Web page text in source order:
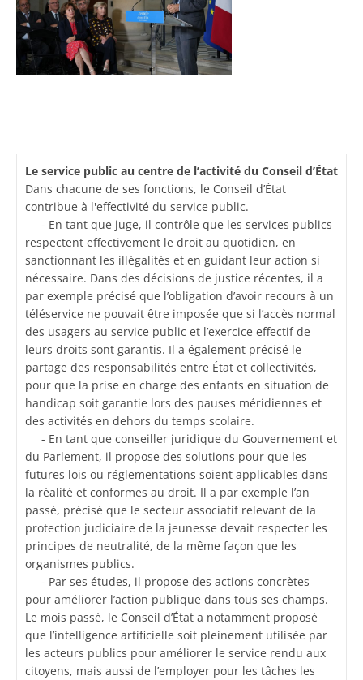
Le service public au centre de l’activité du Conseil d’État
Dans chacune de ses fonctions, le Conseil d’État
contribue à l'effectivité du service public.
- En tant que juge, il contrôle que les services publics
respectent effectivement le droit au quotidien, en
sanctionnant les illégalités et en guidant leur action si
nécessaire. Dans des décisions de justice récentes, il a
par exemple précisé que l’obligation d’avoir recours à un
téléservice ne pouvait être imposée que si l’accès normal
des usagers au service public et l’exercice effectif de
leurs droits sont garantis. Il a également précisé le
partage des responsabilités entre État et collectivités,
pour que la prise en charge des enfants en situation de
handicap soit garantie lors des pauses méridiennes et
des activités en dehors du temps scolaire.
- En tant que conseiller juridique du Gouvernement et
du Parlement, il propose des solutions pour que les
futures lois ou réglementations soient applicables dans
la réalité et conformes au droit. Il a par exemple l’an
passé, précisé que le secteur associatif relevant de la
protection judiciaire de la jeunesse devait respecter les
principes de neutralité, de la même façon que les
organismes publics.
- Par ses études, il propose des actions concrètes
pour améliorer l’action publique dans tous ses champs.
Le mois passé, le Conseil d’État a notamment proposé
que l’intelligence artificielle soit pleinement utilisée par
les acteurs publics pour améliorer le service rendu aux
citoyens, mais aussi de l’employer pour les tâches les